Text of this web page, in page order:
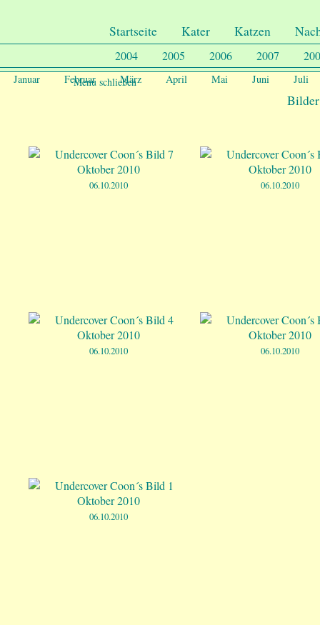
Startseite Kater Katzen
2004 2005 2006 2007
Januar Februar März April Mai Juni Juli
Menu schließen
06.10.2010 06.10.2010
06.10.2010 06.10.2010
06.10.2010